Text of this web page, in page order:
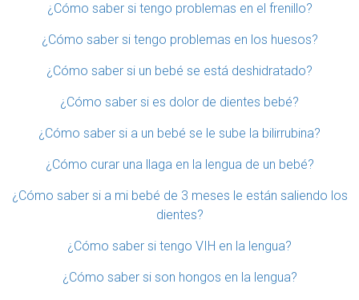
¿Cómo saber si tengo problemas en el frenillo?
¿Cómo saber si tengo problemas en los huesos?
¿Cómo saber si un bebé se está deshidratado?
¿Cómo saber si es dolor de dientes bebé?
¿Cómo saber si a un bebé se le sube la bilirrubina?
¿Cómo curar una llaga en la lengua de un bebé?
¿Cómo saber si a mi bebé de 3 meses le están saliendo los
dientes?
¿Cómo saber si tengo VIH en la lengua?
¿Cómo saber si son hongos en la lengua?